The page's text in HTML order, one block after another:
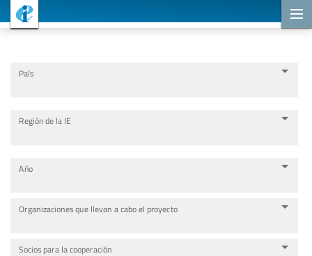
País
Región de la IE
Año
Organizaciones que llevan a cabo el proyecto
Socios para la cooperación